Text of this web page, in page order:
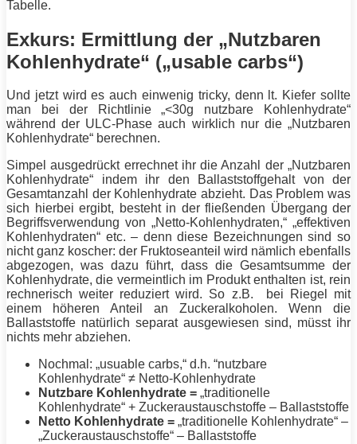
Tabelle.
Exkurs: Ermittlung der „Nutzbaren
Kohlenhydrate“ („usable carbs“)
Und jetzt wird es auch einwenig tricky, denn lt. Kiefer sollte
man bei der Richtlinie „<30g nutzbare Kohlenhydrate“
während der ULC-Phase auch wirklich nur die „Nutzbaren
Kohlenhydrate“ berechnen.
Simpel ausgedrückt errechnet ihr die Anzahl der „Nutzbaren
Kohlenhydrate“ indem ihr den Ballaststoffgehalt von der
Gesamtanzahl der Kohlenhydrate abzieht. Das Problem was
sich hierbei ergibt, besteht in der fließenden Übergang der
Begriffsverwendung von „Netto-Kohlenhydraten,“ „effektiven
Kohlenhydraten“ etc. – denn diese Bezeichnungen sind so
nicht ganz koscher: der Fruktoseanteil wird nämlich ebenfalls
abgezogen, was dazu führt, dass die Gesamtsumme der
Kohlenhydrate, die vermeintlich im Produkt enthalten ist, rein
rechnerisch weiter reduziert wird. So z.B. bei Riegel mit
einem höheren Anteil an Zuckeralkoholen. Wenn die
Ballaststoffe natürlich separat ausgewiesen sind, müsst ihr
nichts mehr abziehen.
Nochmal: „usuable carbs,“ d.h. “nutzbare
Kohlenhydrate“ ≠ Netto-Kohlenhydrate
Nutzbare Kohlenhydrate = „traditionelle
Kohlenhydrate“ + Zuckeraustauschstoffe – Ballaststoffe
Netto Kohlenhydrate = „traditionelle Kohlenhydrate“ –
„Zuckeraustauschstoffe“ – Ballaststoffe